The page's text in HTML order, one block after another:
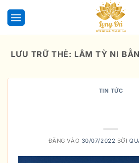
qua
LƯU TRỮ THẺ: LÂM TỲ NI
TIN TỨC
ĐĂNG VÀO 30/07/2022 BỞI